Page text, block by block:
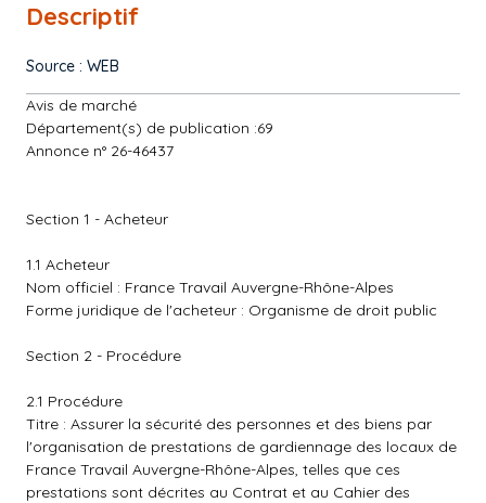
Descriptif
Source : WEB
Avis de marché
Département(s) de publication :69
Annonce n° 26-46437
Section 1 - Acheteur
1.1 Acheteur
Nom officiel : France Travail Auvergne-Rhône-Alpes
Forme juridique de l'acheteur : Organisme de droit public
Section 2 - Procédure
2.1 Procédure
Titre : Assurer la sécurité des personnes et des biens par
l'organisation de prestations de gardiennage des locaux de
France Travail Auvergne-Rhône-Alpes, telles que ces
prestations sont décrites au Contrat et au Cahier des